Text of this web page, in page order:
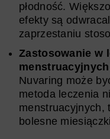
płodność.
efekty są
zaprzestaniu
Zastosowanie w
Nuvaring może
metoda leczenia
menstruacyjnych,
bolesne